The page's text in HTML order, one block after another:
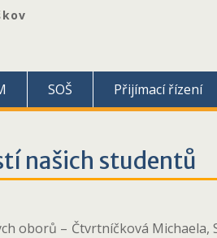
SOŠ Přijímací řízení
našich studentů
oborů – Čtvrtníčková